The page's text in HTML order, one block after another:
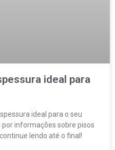
ideal para
ideal para o seu
informações sobre pisos
lendo até o final!